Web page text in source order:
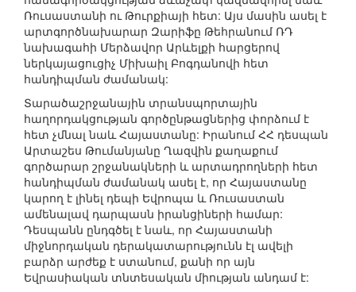
Ռուսաստանի ու Թուրքիայի հետ: Այս մասին ասել է
արտգործնախարար Զարիֆը Թեհրանում ՌԴ
նախագահի Մերձավոր Արևելքի հարցերով
ներկայացուցիչ Միխաիլ Բոգդանովի հետ
հանդիպման ժամանակ:
Տարածաշրջանային տրանսպորտային
հաղորդակցության գործընթացներից փորձում է
հետ չմնալ նաև Հայաստանը: Իրանում ՀՀ դեսպան
Արտաշես Թումանյանը Ղազվին քաղաքում
գործարար շրջանակների և արտադրողների հետ
հանդիպման ժամանակ ասել է, որ Հայաստանը
կարող է լինել դեպի Եվրոպա և Ռուսաստան
ամենալավ դարպասն իրանցիների համար:
Դեսպանն ընդգծել է նաև, որ Հայաստանի
միջնորդական դերակատարությունն էլ ավելի
բարձր արժեք է ստանում, քանի որ այն
Եվրասիական տնտեսական միության անդամ է: